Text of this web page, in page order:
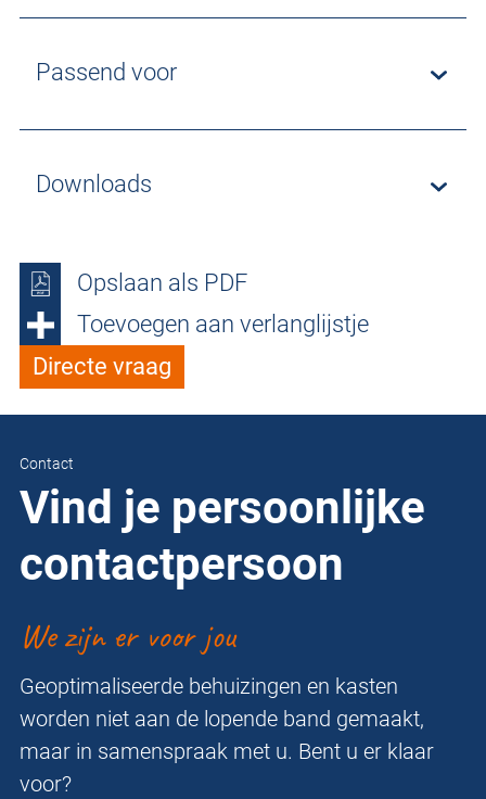
Passend voor
Downloads
Opslaan als PDF
Toevoegen aan verlanglijstje
Directe vraag
Contact
Vind je persoonlijke
contactpersoon
We zijn er voor jou
Geoptimaliseerde behuizingen en kasten
worden niet aan de lopende band gemaakt,
maar in samenspraak met u. Bent u er klaar
voor?